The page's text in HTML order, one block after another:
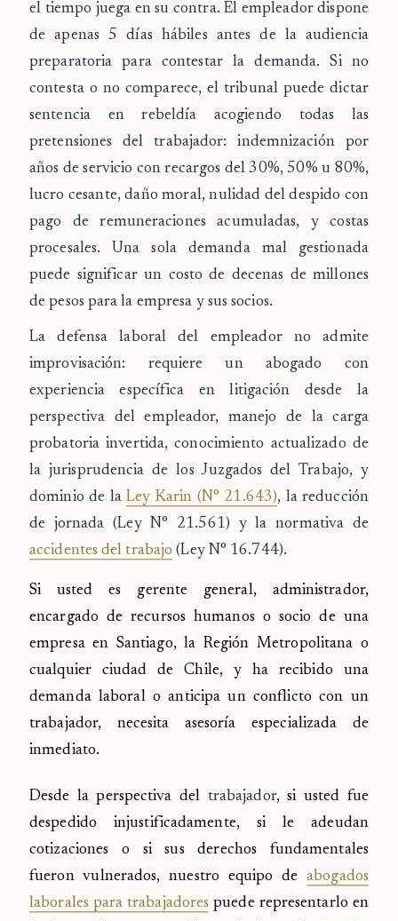
el tiempo juega en su contra. El empleador dispone
de apenas5 días hábiles antes de la audiencia
preparatoria para contestar la demanda. Si no
contesta o no comparece, el tribunal puede dictar
sentencia en rebeldía acogiendo todas las
pretensiones del trabajador: indemnización por
años de servicio con recargos del 30%, 50% u 80%,
lucro cesante, daño moral, nulidad del despido con
pago de remuneraciones acumuladas, y costas
procesales. Una sola demanda mal gestionada
puede significar un costo de decenas de millones
de pesos para la empresa y sus socios.
La defensa laboral del empleador no admite
improvisación: requiere un abogado con
experiencia específica en litigación desde la
perspectiva del empleador, manejo de la carga
probatoria invertida, conocimiento actualizado de
la jurisprudencia de los Juzgados del Trabajo, y
dominio de laLey Karin (N° 21.643), la reducción
de jornada (Ley N° 21.561) y la normativa de
accidentes del trabajo (Ley N° 16.744).
Si usted es gerente general, administrador,
encargado de recursos humanos o socio de una
empresa en Santiago, la Región Metropolitana o
cualquier ciudad de Chile, y ha recibido una
demanda laboral o anticipa un conflicto con un
trabajador, necesita asesoría especializada de
inmediato.
Desde la perspectiva del trabajador, si usted fue
despedido injustificadamente, si le adeudan
cotizaciones o si sus derechos fundamentales
fueron vulnerados, nuestro equipo deabogados
laborales para trabajadores puede representarlo en